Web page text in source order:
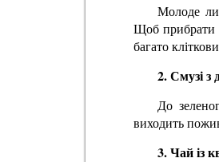
Молоде
Щоб прибрати
багато
2. Смузі з
До
виходить
3. Чай із